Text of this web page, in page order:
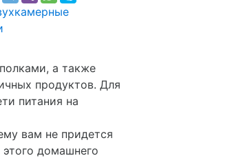
а также
продуктов. Для
питания на
вам не придется
домашнего